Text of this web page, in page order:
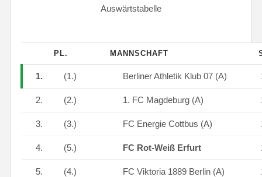
Auswärtstabelle
PL. MANNSCHAFT
1. (1.) Berliner Athletik Klub 07 (A)
2. (2.) 1. FC Magdeburg (A)
3. (3.) FC Energie Cottbus (A)
4. (5.) FC Rot-Weiß Erfurt
5. (4.) FC Viktoria 1889 Berlin (A)